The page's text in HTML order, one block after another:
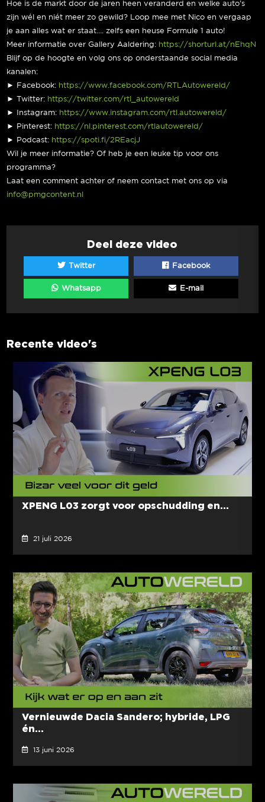
Hoe is de markt door de jaren heen veranderd en welke auto’s
zijn wél en niét meer zo gewild? Loop mee met Nico en vergaap
je aan alles wat er staat…. zelfs een heuse Formule 1 auto!
Meer informatie over Gallery Aaldering: https://shorturl.at/nEhqN
Blijf op de hoogte en volg ons op onderstaande social media
kanalen:
► Facebook: https://www.facebook.com/RTLAutowereld/
► Twitter: https://twitter.com/rtl_autowereld
► Instagram: https://www.instagram.com/rtl.autowereld/
► Pinterest: https://nl.pinterest.com/rtlautowereld/
► Podcast: https://spoti.fi/2REacjJ
Wil je meer informatie? Of heb je een leuke tip voor ons
programma?
Laat een comment achter of neem contact met ons op via
info@pmgcontent.nl
Deel deze video
Twitter Facebook
Whatsapp E-mail
Recente video's
XPENG L03 zorgt voor opschudding en...
21 juli 2026
Vernieuwde Dacia Sandero; hybride, LPG
én...
13 juni 2026